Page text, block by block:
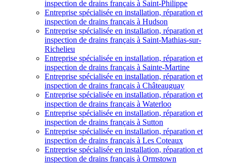
inspection de drains français à Saint-Philippe
Entreprise spécialisée en installation, réparation et
inspection de drains français à Hudson
Entreprise spécialisée en installation, réparation et
inspection de drains français à Saint-Mathias-sur-
Richelieu
Entreprise spécialisée en installation, réparation et
inspection de drains français à Sainte-Martine
Entreprise spécialisée en installation, réparation et
inspection de drains français à Châteauguay
Entreprise spécialisée en installation, réparation et
inspection de drains français à Waterloo
Entreprise spécialisée en installation, réparation et
inspection de drains français à Sutton
Entreprise spécialisée en installation, réparation et
inspection de drains français à Les Coteaux
Entreprise spécialisée en installation, réparation et
inspection de drains français à Ormstown